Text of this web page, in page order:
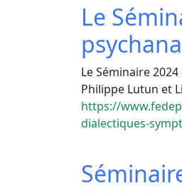
Le
Le Séminaire
Philippe Lutun et
https://
dialectiques-